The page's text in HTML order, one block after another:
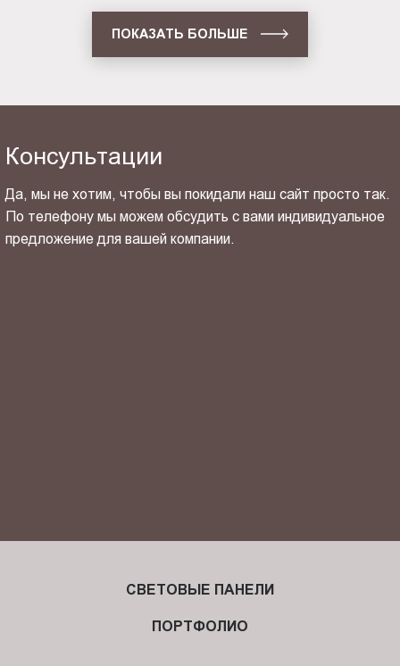
ПОКАЗАТЬ БОЛЬШЕ
Консультации
Да, мы не хотим, чтобы вы покидали наш сайт просто так.
По телефону мы можем обсудить с вами индивидуальное
предложение для вашей компании.
ОТПРАВИТЬ СВОЙ КОНТАКТ
СВЕТОВЫЕ ПАНЕЛИ
ПОРТФОЛИО